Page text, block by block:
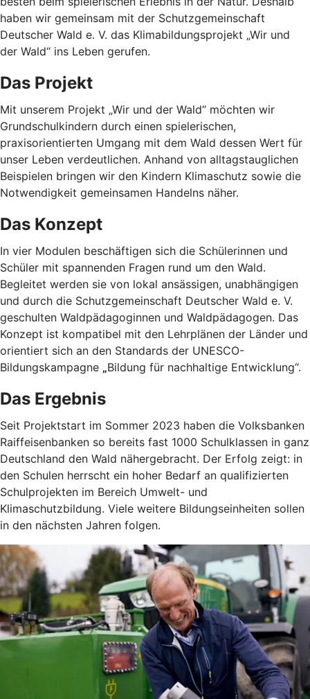
haben wir gemeinsam mit der Schutzgemeinschaft
Deutscher Wald e. V. das Klimabildungsprojekt „Wir und
der Wald“ ins Leben gerufen.
Das Projekt
Mit unserem Projekt „Wir und der Wald” möchten wir
Grundschulkindern durch einen spielerischen,
praxisorientierten Umgang mit dem Wald dessen Wert für
unser Leben verdeutlichen. Anhand von alltagstauglichen
Beispielen bringen wir den Kindern Klimaschutz sowie die
Notwendigkeit gemeinsamen Handelns näher.
Das Konzept
In vier Modulen beschäftigen sich die Schülerinnen und
Schüler mit spannenden Fragen rund um den Wald.
Begleitet werden sie von lokal ansässigen, unabhängigen
und durch die Schutzgemeinschaft Deutscher Wald e. V.
geschulten Waldpädagoginnen und Waldpädagogen. Das
Konzept ist kompatibel mit den Lehrplänen der Länder und
orientiert sich an den Standards der UNESCO-
Bildungskampagne „Bildung für nachhaltige Entwicklung“.
Das Ergebnis
Seit Projektstart im Sommer 2023 haben die Volksbanken
Raiffeisenbanken so bereits fast 1000 Schulklassen in ganz
Deutschland den Wald nähergebracht. Der Erfolg zeigt: in
den Schulen herrscht ein hoher Bedarf an qualifizierten
Schulprojekten im Bereich Umwelt- und
Klimaschutzbildung. Viele weitere Bildungseinheiten sollen
in den nächsten Jahren folgen.